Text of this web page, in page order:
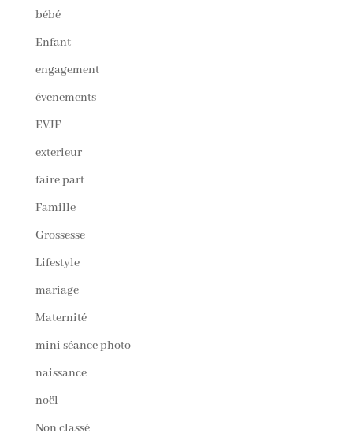
bébé
Enfant
engagement
évenements
EVJF
exterieur
faire part
Famille
Grossesse
Lifestyle
mariage
Maternité
mini séance photo
naissance
noël
Non classé